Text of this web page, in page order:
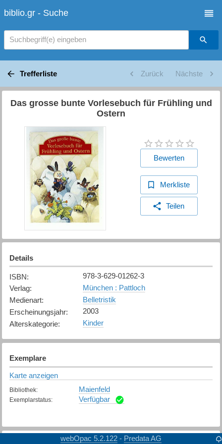
biblio.gr - Suche
Suchbegriff(e) eingeben
Trefferliste Zurück Nächste
Das grosse bunte Vorlesebuch für Frühling und
Ostern
Bewerten
Merkliste
Teilen
Details
ISBN:
978-3-629-01262-3
Verlag:
München : Pattloch
Medienart:
Belletristik
Erscheinungsjahr:
2003
Alterskategorie: Kinder
Exemplare
Karte anzeigen
Bibliothek: Maienfeld
Exemplarstatus: Verfügbar
webOpac 5.2.122 - Predata AG